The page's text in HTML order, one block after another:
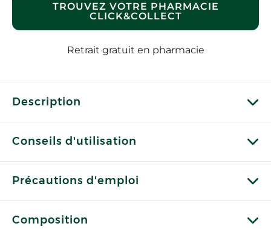
TROUVEZ VOTRE PHARMACIE
CLICK&COLLECT
Retrait gratuit en pharmacie
Description
Conseils d'utilisation
Précautions d'emploi
Composition